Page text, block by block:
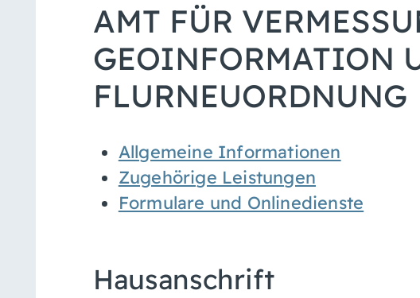
AMT FÜR
GEOINFORMATION
FLURNEUORDNUNG
Allgemeine Informationen
Zugehörige Leistungen
Formulare und Onlinedienste
Hausanschrift